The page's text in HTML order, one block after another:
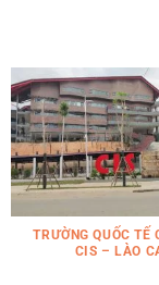
TRƯỜNG QUỐC TẾ
CIS – LÀO